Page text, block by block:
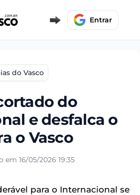
Entrar
do Vasco
do
e desfalca o
o Vasco
em 16/05/2026 19:35
para o Internacional se